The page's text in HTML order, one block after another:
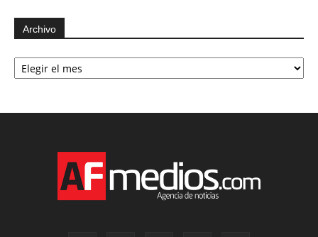
Archivo
Archivo